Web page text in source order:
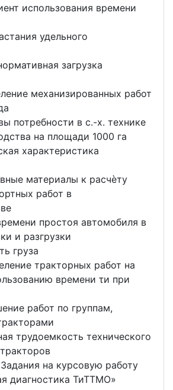
использования времени
удельного
загрузка
механизированных работ
потребности в с.-х. технике
на площади 1000 га
характеристика
материалы к расчѐту
работ в
простоя автомобиля в
и разгрузки
груза
тракторных работ на
времени τи при
работ по группам,
трудоемкость технического
на курсовую работу
диагностика ТиТТМО»